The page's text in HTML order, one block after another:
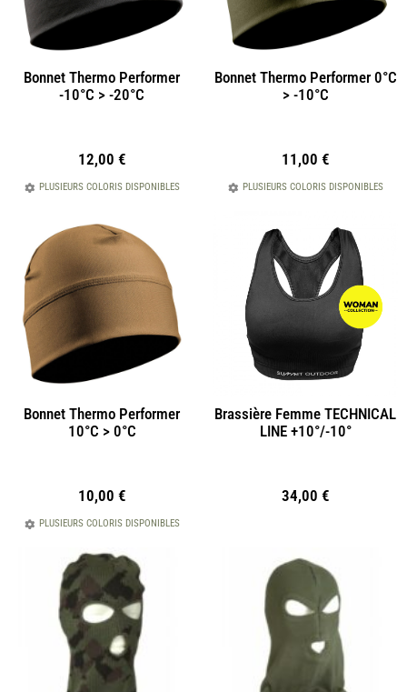
Bonnet Thermo Performer
-10°C > -20°C
12,00 €
PLUSIEURS COLORIS DISPONIBLES
Bonnet Thermo Performer 0°C
> -10°C
11,00 €
PLUSIEURS COLORIS DISPONIBLES
Bonnet Thermo Performer
10°C > 0°C
10,00 €
PLUSIEURS COLORIS DISPONIBLES
Brassière Femme TECHNICAL
LINE +10°/-10°
34,00 €